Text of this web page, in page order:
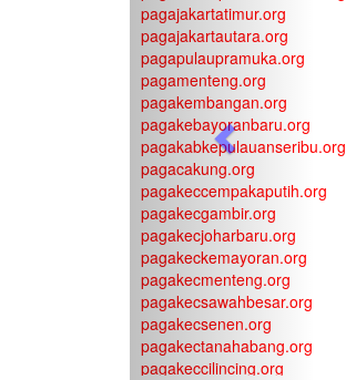
pagajakartatimur.org
pagajakartautara.org
pagapulaupramuka.org
pagamenteng.org
pagakembangan.org
pagakebayoranbaru.org
pagakabkepulauanseribu.org
pagacakung.org
pagakeccempakaputih.org
pagakecgambir.org
pagakecjoharbaru.org
pagakeckemayoran.org
pagakecmenteng.org
pagakecsawahbesar.org
pagakecsenen.org
pagakectanahabang.org
pagakeccilincing.org
Previous